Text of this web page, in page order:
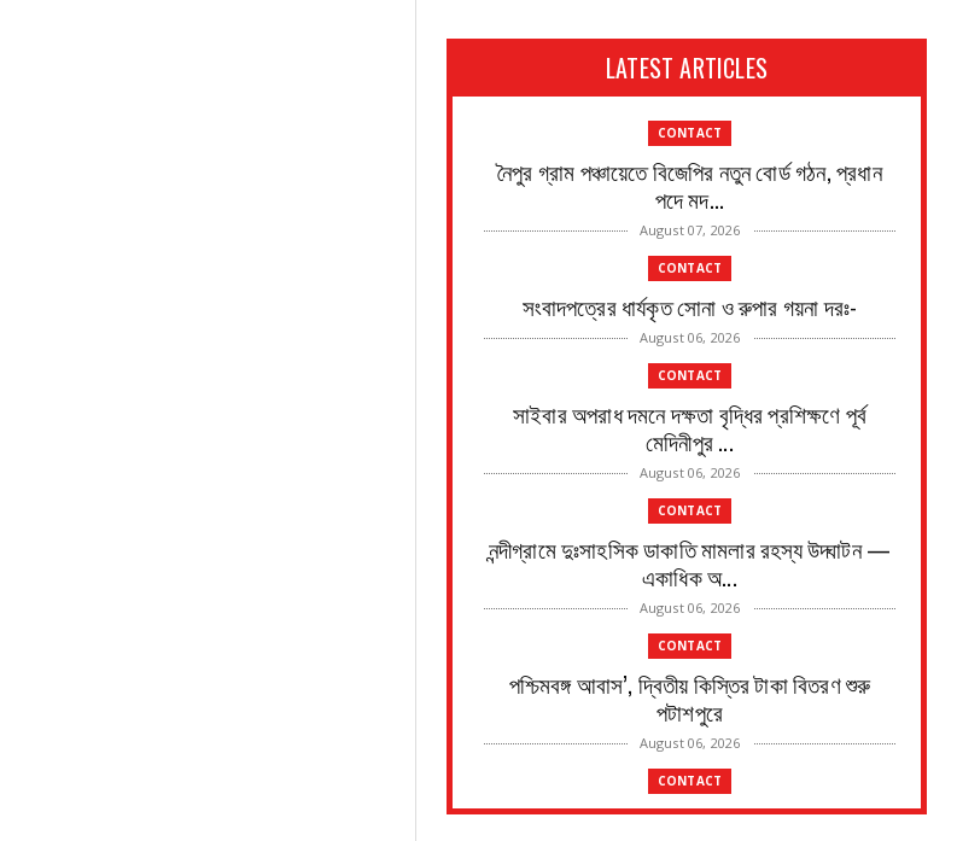
LATEST ARTICLES
CONTACT
নৈপুর গ্রাম পঞ্চায়েতে বিজেপির নতুন বোর্ড গঠন, প্রধান
পদে মদ...
August 07, 2026
CONTACT
সংবাদপত্রের ধার্যকৃত সোনা ও রুপার গয়না দরঃ-
August 06, 2026
CONTACT
সাইবার অপরাধ দমনে দক্ষতা বৃদ্ধির প্রশিক্ষণে পূর্ব
মেদিনীপুর ...
August 06, 2026
CONTACT
নন্দীগ্রামে দুঃসাহসিক ডাকাতি মামলার রহস্য উদ্ঘাটন —
একাধিক অ...
August 06, 2026
CONTACT
পশ্চিমবঙ্গ আবাস’, দ্বিতীয় কিস্তির টাকা বিতরণ শুরু
পটাশপুরে
August 06, 2026
CONTACT
গ্রেফতার হলেন ভগবানপুর বিধানসভার প্রাক্তন তৃণমূল